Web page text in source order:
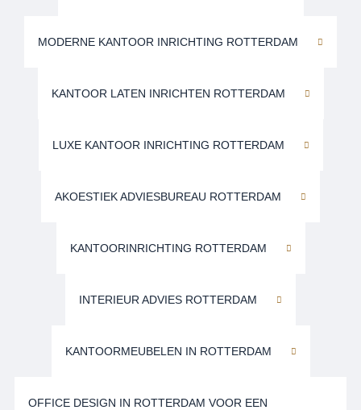
MODERNE KANTOOR INRICHTING ROTTERDAM
KANTOOR LATEN INRICHTEN ROTTERDAM
LUXE KANTOOR INRICHTING ROTTERDAM
AKOESTIEK ADVIESBUREAU ROTTERDAM
KANTOORINRICHTING ROTTERDAM
INTERIEUR ADVIES ROTTERDAM
KANTOORMEUBELEN IN ROTTERDAM
OFFICE DESIGN IN ROTTERDAM VOOR EEN